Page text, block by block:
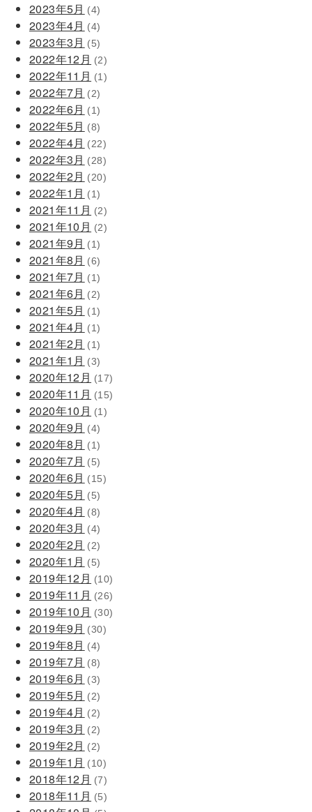
2023年5月 (4)
2023年4月 (4)
2023年3月 (5)
2022年12月 (2)
2022年11月 (1)
2022年7月 (2)
2022年6月 (1)
2022年5月 (8)
2022年4月 (22)
2022年3月 (28)
2022年2月 (20)
2022年1月 (1)
2021年11月 (2)
2021年10月 (2)
2021年9月 (1)
2021年8月 (6)
2021年7月 (1)
2021年6月 (2)
2021年5月 (1)
2021年4月 (1)
2021年2月 (1)
2021年1月 (3)
2020年12月 (17)
2020年11月 (15)
2020年10月 (1)
2020年9月 (4)
2020年8月 (1)
2020年7月 (5)
2020年6月 (15)
2020年5月 (5)
2020年4月 (8)
2020年3月 (4)
2020年2月 (2)
2020年1月 (5)
2019年12月 (10)
2019年11月 (26)
2019年10月 (30)
2019年9月 (30)
2019年8月 (4)
2019年7月 (8)
2019年6月 (3)
2019年5月 (2)
2019年4月 (2)
2019年3月 (2)
2019年2月 (2)
2019年1月 (10)
2018年12月 (7)
2018年11月 (5)